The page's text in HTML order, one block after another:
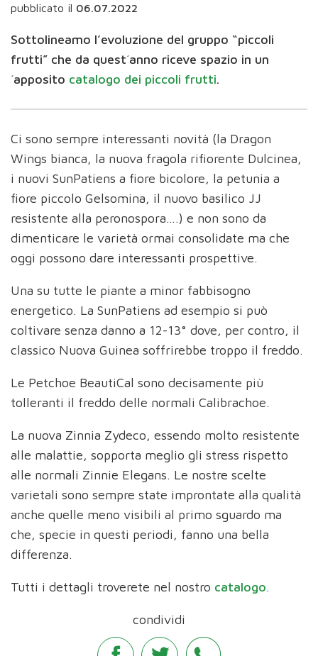
pubblicato il 06.07.2022
Sottolineamo l’evoluzione del gruppo “piccoli
frutti” che da quest´anno riceve spazio in un
´apposito catalogo dei piccoli frutti.
Ci sono sempre interessanti novità (la Dragon
Wings bianca, la nuova fragola rifiorente Dulcinea,
i nuovi SunPatiens a fiore bicolore, la petunia a
fiore piccolo Gelsomina, il nuovo basilico JJ
resistente alla peronospora….) e non sono da
dimenticare le varietà ormai consolidate ma che
oggi possono dare interessanti prospettive.
Una su tutte le piante a minor fabbisogno
energetico. La SunPatiens ad esempio si può
coltivare senza danno a 12-13° dove, per contro, il
classico Nuova Guinea soffrirebbe troppo il freddo.
Le Petchoe BeautiCal sono decisamente più
tolleranti il freddo delle normali Calibrachoe.
La nuova Zinnia Zydeco, essendo molto resistente
alle malattie, sopporta meglio gli stress rispetto
alle normali Zinnie Elegans. Le nostre scelte
varietali sono sempre state improntate alla qualità
anche quelle meno visibili al primo sguardo ma
che, specie in questi periodi, fanno una bella
differenza.
Tutti i dettagli troverete nel nostro catalogo.
condividi